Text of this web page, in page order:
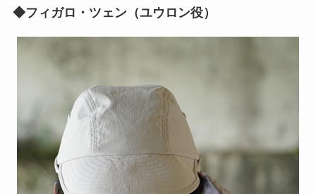
◆フィガロ・ツェン（ユウロン役）